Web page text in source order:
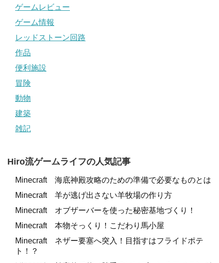
ゲームレビュー
ゲーム情報
レッドストーン回路
作品
便利施設
冒険
動物
建築
雑記
Hiro流ゲームライフの人気記事
Minecraft 海底神殿攻略のための準備で必要なものとは
Minecraft 羊が逃げ出さない羊牧場の作り方
Minecraft オブザーバーを使った秘密基地づくり！
Minecraft 本物そっくり！こだわり馬小屋
Minecraft ネザー要塞へ突入！目指すはフライドポテ
ト！？